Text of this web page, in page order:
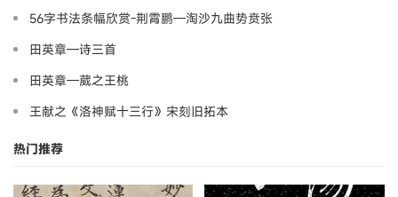
56字书法条幅欣赏-荆霄鹏—淘沙九曲势贲张
田英章—诗三首
田英章—葳之王桃
王献之《洛神赋十三行》宋刻旧拓本
热门推荐